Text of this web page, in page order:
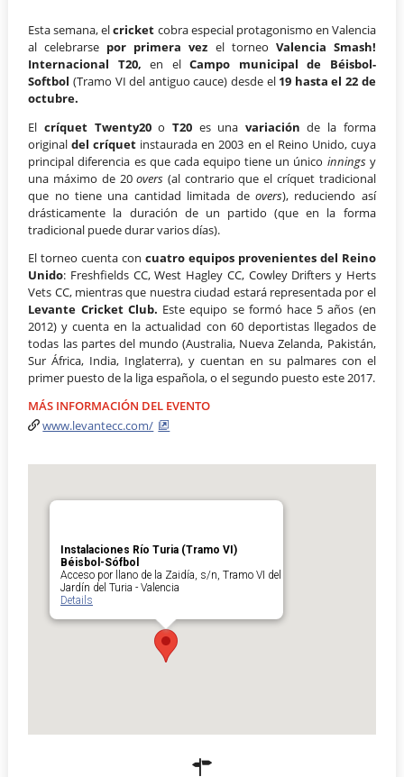
Esta semana, elcricket cobra especial protagonismo en Valencia
al celebrarse por primera vez el torneo Valencia Smash!
Internacional T20,en elCampo municipal de Béisbol-
Softbol (Tramo VI del antiguo cauce) desde el 19 hasta el 22 de
octubre.
El críquet Twenty20o T20es una variación de la forma
originaldel críquet instaurada en 2003 en el Reino Unido, cuya
principal diferencia es que cada equipo tiene un único inningsy
una máximo de 20overs (al contrario que el críquet tradicional
que no tiene una cantidad limitada de overs), reduciendo así
drásticamente la duración de un partido (que en la forma
tradicional puede durar varios días).
El torneo cuenta con cuatro equipos provenientes del Reino
Unido: Freshfields CC, West Hagley CC, Cowley Drifters y Herts
Vets CC, mientras que nuestra ciudad estará representada por el
Levante Cricket Club. Este equipo se formó hace 5 años (en
2012) y cuenta en la actualidad con 60 deportistas llegados de
todas las partes del mundo (Australia, Nueva Zelanda, Pakistán,
Sur África, India, Inglaterra), y cuentan en su palmares con el
primer puesto de la liga española, o el segundo puesto este 2017.
MÁS INFORMACIÓN DEL EVENTO
www.levantecc.com/
Instalaciones Río Turia (Tramo VI)
Béisbol-Sófbol
Acceso por llano de la Zaidía, s/n, Tramo VI del
Jardín del Turia - Valencia
Details